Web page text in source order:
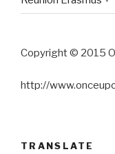
Copyright © 2015
http://
TRANSLATE